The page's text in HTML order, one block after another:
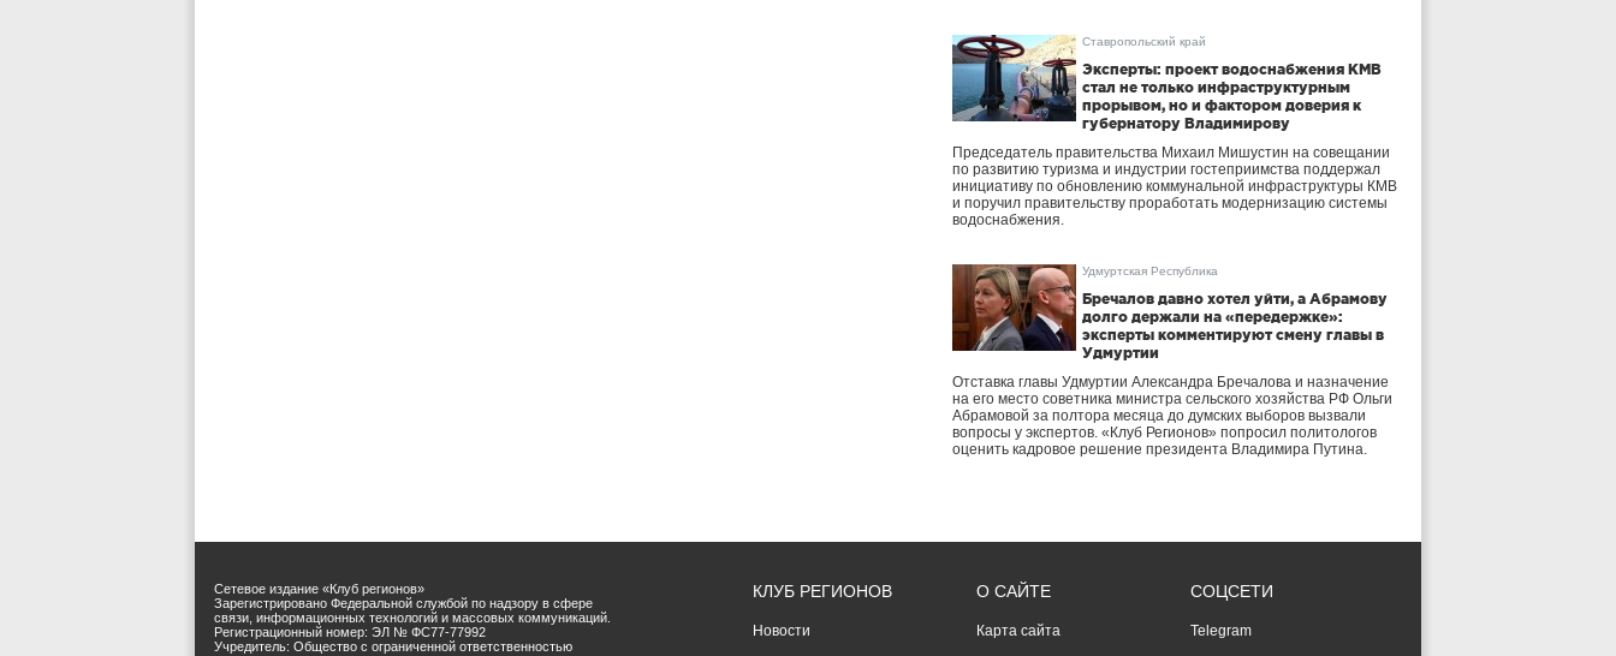
Ставропольский край
Эксперты: проект водоснабжения КМВ
стал не только инфраструктурным
прорывом, но и фактором доверия к
губернатору Владимирову
Председатель правительства Михаил Мишустин на совещании
по развитию туризма и индустрии гостеприимства поддержал
инициативу по обновлению коммунальной инфраструктуры КМВ
и поручил правительству проработать модернизацию системы
водоснабжения.
Удмуртская Республика
Бречалов давно хотел уйти, а Абрамову
долго держали на «передержке»:
эксперты комментируют смену главы в
Удмуртии
Отставка главы Удмуртии Александра Бречалова и назначение
на его место советника министра сельского хозяйства РФ Ольги
Абрамовой за полтора месяца до думских выборов вызвали
вопросы у экспертов. «Клуб Регионов» попросил политологов
оценить кадровое решение президента Владимира Путина.
Сетевое издание «Клуб регионов»
Зарегистрировано Федеральной службой по надзору в сфере
связи, информационных технологий и массовых коммуникаций.
Регистрационный номер: ЭЛ № ФС77-77992
Учредитель: Общество с ограниченной ответственностью
КЛУБ РЕГИОНОВ
Новости
О САЙТЕ
Карта сайта
СОЦСЕТИ
Telegram